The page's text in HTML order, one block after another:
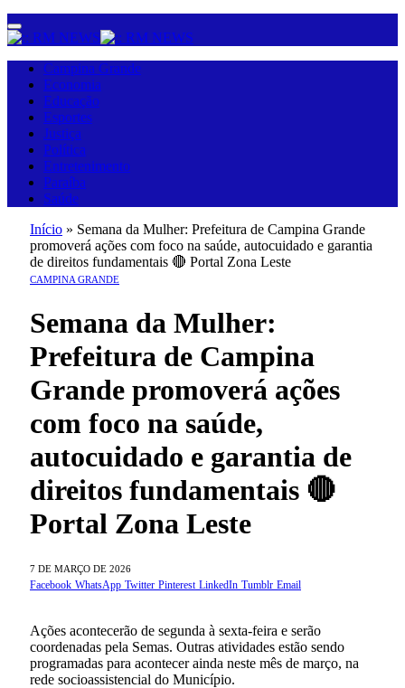
Campina Grande
Economia
Educação
Esportes
Justiça
Política
Entretenimento
Paraíba
Saúde
Início » Semana da Mulher: Prefeitura de Campina Grande
promoverá ações com foco na saúde, autocuidado e garantia
de direitos fundamentais 🔴 Portal Zona Leste
CAMPINA GRANDE
Semana da Mulher:
Prefeitura de Campina
Grande promoverá ações
com foco na saúde,
autocuidado e garantia de
direitos fundamentais 🔴
Portal Zona Leste
7 DE MARÇO DE 2026
Facebook WhatsApp Twitter Pinterest LinkedIn Tumblr Email
Ações acontecerão de segunda à sexta-feira e serão
coordenadas pela Semas. Outras atividades estão sendo
programadas para acontecer ainda neste mês de março, na
rede socioassistencial do Município.